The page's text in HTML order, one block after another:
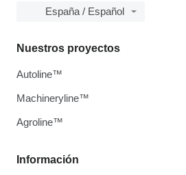
España / Español
Información
Nuestros proyectos
Autoline™
Machineryline™
Agroline™